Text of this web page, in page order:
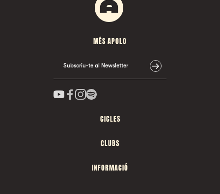
MÉS APOLO
Subscriu-te al Newsletter
CICLES
CLUBS
INFORMACIÓ